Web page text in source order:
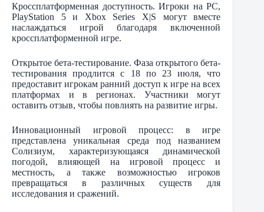
Кроссплатформенная доступность. Игроки на PC,
PlayStation 5 и Xbox Series X|S могут вместе
наслаждаться игрой благодаря включенной
кроссплатформенной игре.
Открытое бета-тестирование. Фаза открытого бета-
тестирования продлится с 18 по 23 июля, что
предоставит игрокам ранний доступ к игре на всех
платформах и в регионах. Участники могут
оставить отзыв, чтобы повлиять на развитие игры.
Инновационный игровой процесс: в игре
представлена уникальная среда под названием
Солизиум, характеризующаяся динамической
погодой, влияющей на игровой процесс и
местность, а также возможностью игроков
превращаться в различных существ для
исследования и сражений.